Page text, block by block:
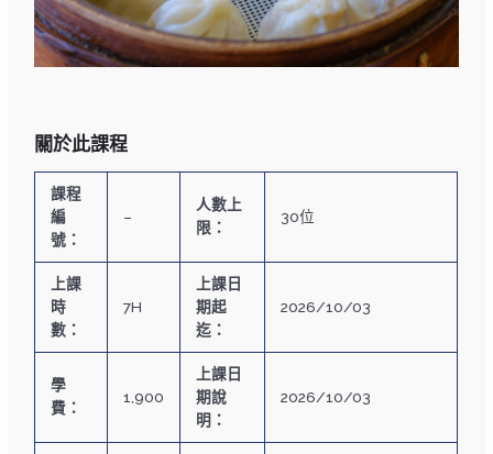
關於此課程
課程
編
號：
–
人數上
限：
30位
上課
時
數：
7H
上課日
期起
迄：
2026/10/03
學
費：
1,900
上課日
期說
明：
2026/10/03